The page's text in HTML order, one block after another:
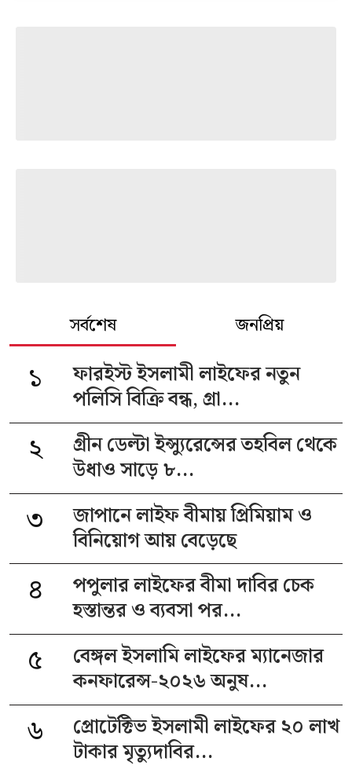
সর্বশেষ জনপ্রিয়
১
ফারইস্ট ইসলামী লাইফের নতুন
পলিসি বিক্রি বন্ধ, গ্রা...
২
গ্রীন ডেল্টা ইন্স্যুরেন্সের তহবিল থেকে
উধাও সাড়ে ৮...
৩
জাপানে লাইফ বীমায় প্রিমিয়াম ও
বিনিয়োগ আয় বেড়েছে
৪
পপুলার লাইফের বীমা দাবির চেক
হস্তান্তর ও ব্যবসা পর...
৫
বেঙ্গল ইসলামি লাইফের ম্যানেজার
কনফারেন্স-২০২৬ অনুষ...
৬
প্রোটেক্টিভ ইসলামী লাইফের ২০ লাখ
টাকার মৃত্যুদাবির...